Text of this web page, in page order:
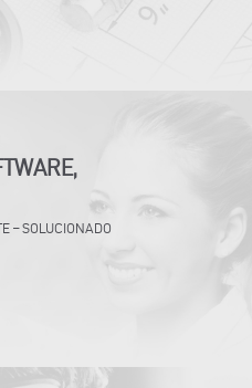
– SOLUCIONADO